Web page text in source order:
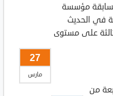
مؤسسة
في الحديث
على مستوى
27
مارس
من